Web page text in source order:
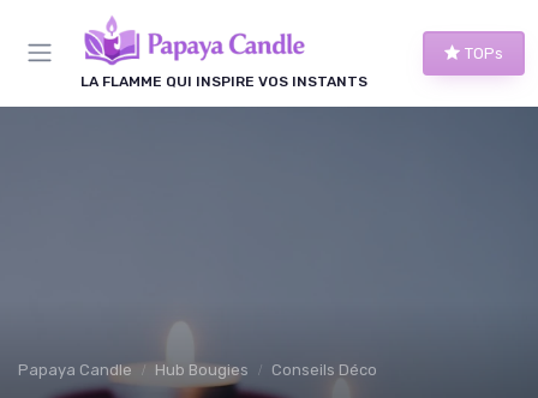
LA FLAMME QUI INSPIRE VOS INSTANTS
TOPs
Papaya Candle Hub Bougies Conseils Déco
Panneau de gestion des cookies